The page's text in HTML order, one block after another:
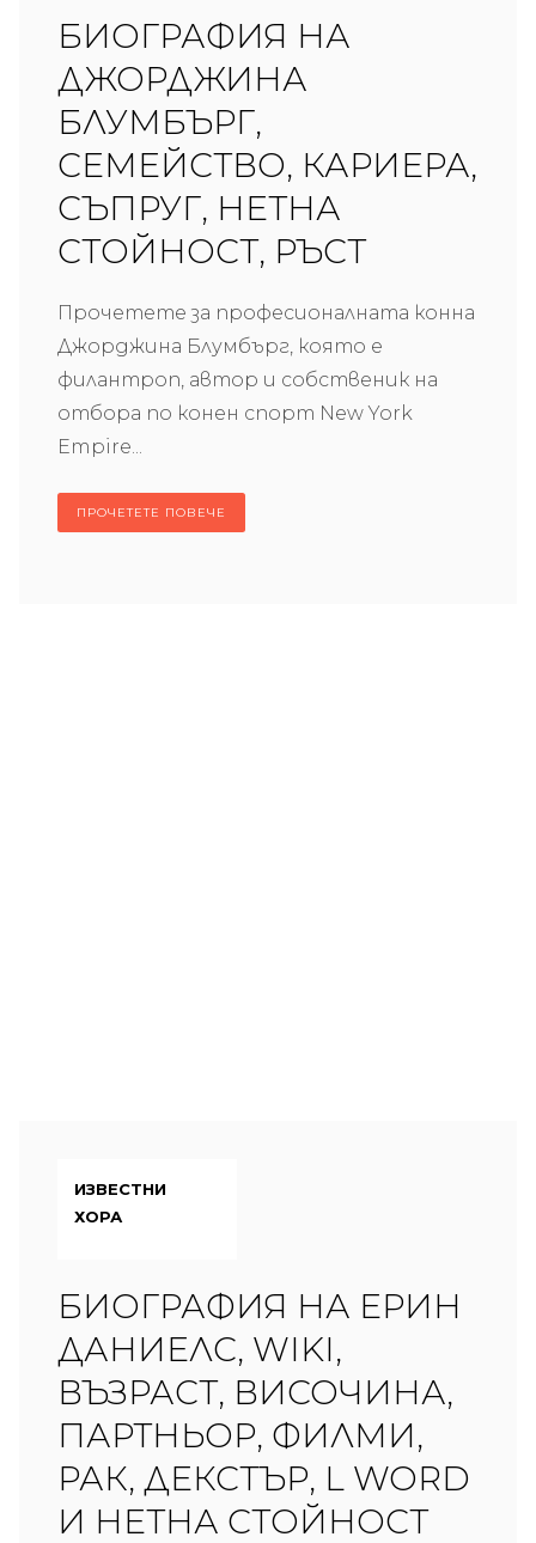
БИОГРАФИЯ НА
ДЖОРДЖИНА
БЛУМБЪРГ,
СЕМЕЙСТВО, КАРИЕРА,
СЪПРУГ, НЕТНА
СТОЙНОСТ, РЪСТ
Прочетете за професионалната конна
Джорджина Блумбърг, която е
филантроп, автор и собственик на
отбора по конен спорт New York
Empire...
ПРОЧЕТЕТЕ ПОВЕЧЕ
ИЗВЕСТНИ
ХОРА
БИОГРАФИЯ НА ЕРИН
ДАНИЕЛС, WIKI,
ВЪЗРАСТ, ВИСОЧИНА,
ПАРТНЬОР, ФИЛМИ,
РАК, ДЕКСТЪР, L WORD
И НЕТНА СТОЙНОСТ